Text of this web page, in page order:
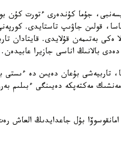
جۇما كۇندەرى ءتورت كۇن
قولىن جاۋىپ تاستايدى.
ەكى بەتىمەن قۇلايدى. قايتادان
بالانىڭ اناسى جازيرا عابيدەن.
تاربيەشى بۇعان دەيىن دە
مەكتەپكە دەيىنگى ءبىلىم
امانقوسوۆا بۇل جاعدايدىڭ العاش